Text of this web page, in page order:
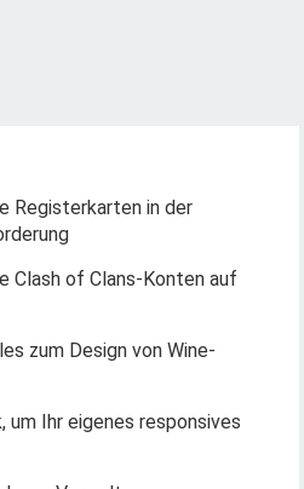
Registerkarten in der
Clash of Clans-Konten auf
zum Design von Wine-
um Ihr eigenes responsives